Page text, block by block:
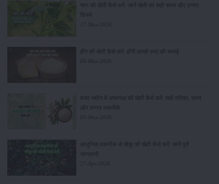
ग्वार की खेती कैसे करें: जानें खेती का सही समय और उन्नत
किस्में
17-May-2026
हींग की खेती कैसे करें: होंगी लाखों रुपए की कमाई
06-May-2026
बंजर जमीन में अश्वगंधा की खेती कैसे करें: सही तरीका, समय
और उन्नत तकनीकें
03-May-2026
आधुनिक तकनीक से चीकू की खेती कैसे करें: जानें पूरी
जानकारी
27-Apr-2026